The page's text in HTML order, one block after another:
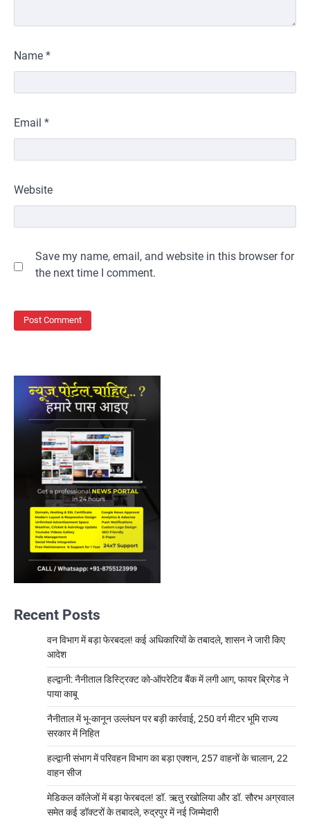
Name *
Email *
Website
Save my name, email, and website in this browser for
the next time I comment.
Recent Posts
वन विभाग में बड़ा फेरबदल! कई अधिकारियों के तबादले, शासन ने जारी किए
आदेश
हल्द्वानी: नैनीताल डिस्ट्रिक्ट को-ऑपरेटिव बैंक में लगी आग, फायर ब्रिगेड ने
पाया काबू
नैनीताल में भू-कानून उल्लंघन पर बड़ी कार्रवाई, 250 वर्ग मीटर भूमि राज्य
सरकार में निहित
हल्द्वानी संभाग में परिवहन विभाग का बड़ा एक्शन, 257 वाहनों के चालान, 22
वाहन सीज
मेडिकल कॉलेजों में बड़ा फेरबदल! डॉ. ऋतु रखोलिया और डॉ. सौरभ अग्रवाल
समेत कई डॉक्टरों के तबादले, रुद्रपुर में नई जिम्मेदारी